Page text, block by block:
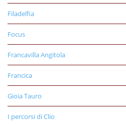
Filadelfia
Focus
Francavilla Angitola
Francica
Gioia Tauro
I percorsi di Clio